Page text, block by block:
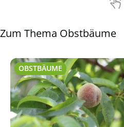
Zum Thema Obstbäume
OBSTBÄUME